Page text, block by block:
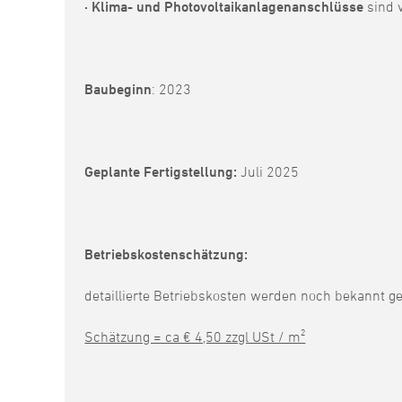
· Klima- und Photovoltaikanlagenanschlüsse sind
Baubeginn: 2023
Geplante Fertigstellung: Juli 2025
Betriebskostenschätzung:
detaillierte Betriebskosten werden noch bekannt
Schätzung = ca € 4,50 zzgl USt / m²